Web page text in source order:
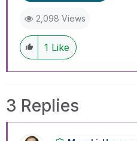
2,098 Views
1 Like
3 Replies